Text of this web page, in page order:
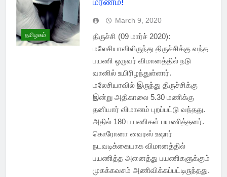
தமிழகம்
March 9, 2020
திருச்சி (09 மார்ச் 2020):
மலேசியாவிலிருந்து திருச்சிக்கு வந்த
பயணி ஒருவர் விமானத்தில் நடு
வானில் உயிரிழந்துள்ளார்.
மலேசியாவில் இருந்து திருச்சிக்கு
இன்று அதிகாலை 5.30 மணிக்கு
தனியார் விமானம் புறப்பட்டு வந்தது.
அதில் 180 பயணிகள் பயணித்தனர்.
கொரோனா வைரஸ் உஷார்
நடவடிக்கையாக விமானத்தில்
பயணித்த அனைத்து பயணிகளுக்கும்
முகக்கவசம் அணிவிக்கப்பட்டிருந்தது.